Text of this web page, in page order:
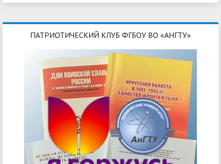
ПАТРИОТИЧЕСКИЙ КЛУБ ФГБОУ ВО «АНГТУ»